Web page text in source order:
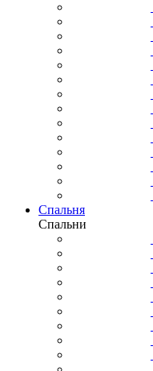
Спальня
Спальни